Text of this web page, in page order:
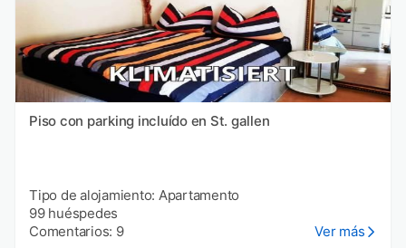
Piso con parking incluído en St. gallen
Tipo de alojamiento: Apartamento
99 huéspedes
Comentarios: 9
Ver más